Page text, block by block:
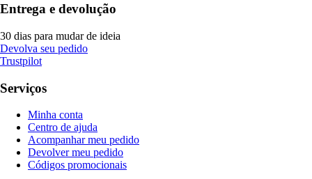
Entrega e devolução
30 dias para mudar de ideia
Devolva seu pedido
Trustpilot
Serviços
Minha conta
Centro de ajuda
Acompanhar meu pedido
Devolver meu pedido
Códigos promocionais